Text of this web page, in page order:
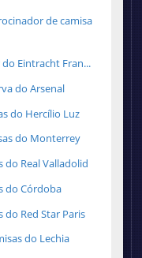
de camisa
Eintracht Fran...
do Arsenal
do Hercílio Luz
do Monterrey
do Real Valladolid
do Córdoba
do Red Star Paris
do Lechia